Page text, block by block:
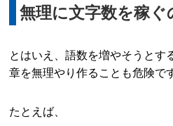
無理に文字数を稼ぐ
とはいえ、語数を増やそうとす
章を無理やり作ることも危険で
たとえば、